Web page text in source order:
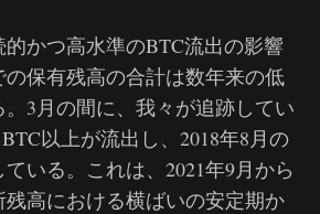
かつ高水準のBTC流出の影響
保有残高の合計は数年来の低
3月の間に、我々が追跡してい
以上が流出し、2018年8月の
いる。これは、2021年9月から
高における横ばいの安定期か